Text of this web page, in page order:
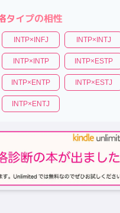
タイプの相性
INTP× INFJ INTP× INTJ
INTP× INTP INTP× ESTP
INTP× ENTP INTP× ESTJ
INTP× ENTJ